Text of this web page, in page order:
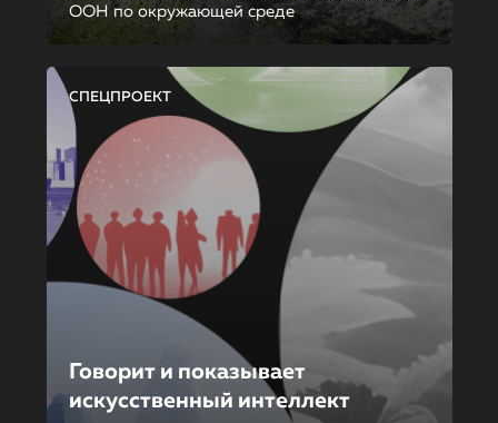
ООН по окружающей среде
СПЕЦПРОЕКТ
Говорит и показывает
искусственный интеллект